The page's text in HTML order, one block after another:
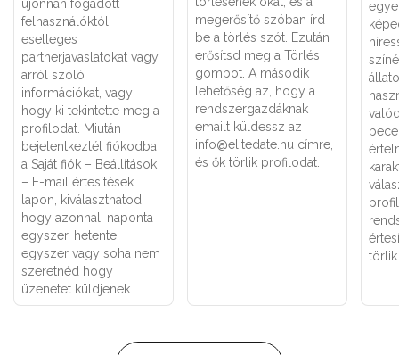
újonnan fogadott
felhasználóktól,
esetleges
partnerjavaslatokat vagy
arról szóló
információkat, vagy
hogy ki tekintette meg a
profilodat. Miután
bejelentkeztél fiókodba
a Saját fiók – Beállítások
– E-mail értesítések
lapon, kiválaszthatod,
hogy azonnal, naponta
egyszer, hetente
egyszer vagy soha nem
szeretnéd hogy
üzenetet küldjenek.
megerősítő szóban írd
be a törlés szót. Ezután
erősítsd meg a Törlés
gombot. A második
lehetőség az, hogy a
rendszergazdáknak
emailt küldessz az
info@elitedate.hu címre,
és ők törlik profilodat.
törlik.